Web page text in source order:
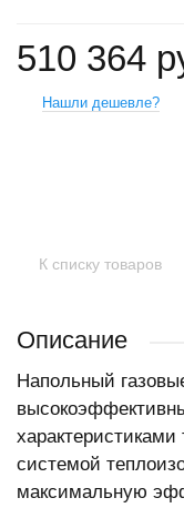
510 364
Нашли дешевле?
К списку товаров
Описание
Напольный
системой
максимальную